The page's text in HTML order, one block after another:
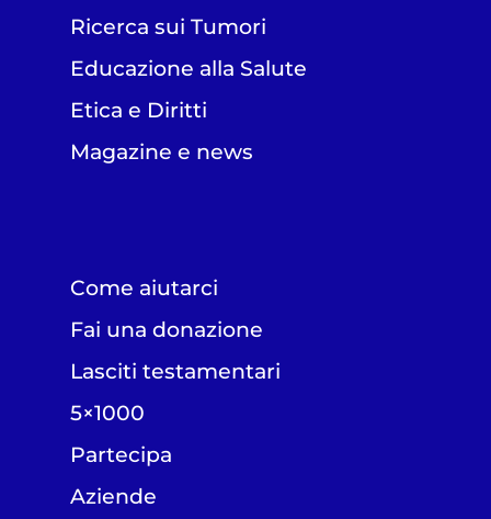
Ricerca sui Tumori
Educazione alla Salute
Etica e Diritti
Magazine e news
Come aiutarci
Fai una donazione
Lasciti testamentari
5×1000
Partecipa
Aziende